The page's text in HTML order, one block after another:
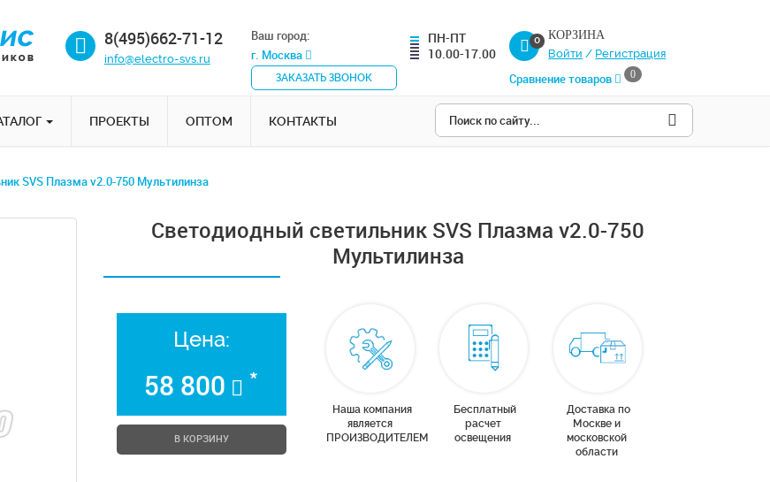
8(495)662-71-12
info@electro-svs.ru
Ваш город:
г. Москва
ЗАКАЗАТЬ ЗВОНОК
ПН-ПТ
10.00-17.00
0
КОРЗИНА
Войти / Регистрация
Сравнение товаров
0
ПРОЕКТЫ ОПТОМ КОНТАКТЫ
SVS Плазма v2.0-750 Мультилинза
Светодиодный светильник SVS Плазма v2.0-750
Мультилинза
Цена:
58 800 *
В КОРЗИНУ
Наша компания
является
ПРОИЗВОДИТЕЛЕМ
Бесплатный
расчет
освещения
Доставка по
Москве и
московской
области